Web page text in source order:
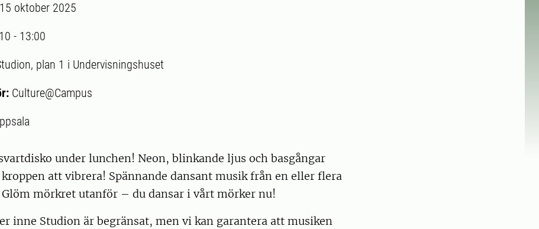
15 oktober 2025
- 13:00
plan 1 i Undervisningshuset
Culture@Campus
under lunchen! Neon, blinkande ljus och basgångar
att vibrera! Spännande dansant musik från en eller flera
Glöm mörkret utanför – du dansar i vårt mörker nu!
inne Studion är begränsat, men vi kan garantera att musiken